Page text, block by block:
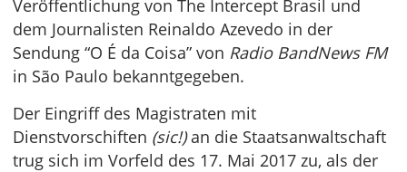
Veröffentlichung von The Intercept Brasil und
dem Journalisten Reinaldo Azevedo in der
Sendung “O É da Coisa” von Radio BandNews FM
in São Paulo bekanntgegeben.
Der Eingriff des Magistraten mit
Dienstvorschiften (sic!)an die Staatsanwaltschaft
trug sich im Vorfeld des 17. Mai 2017 zu, als der